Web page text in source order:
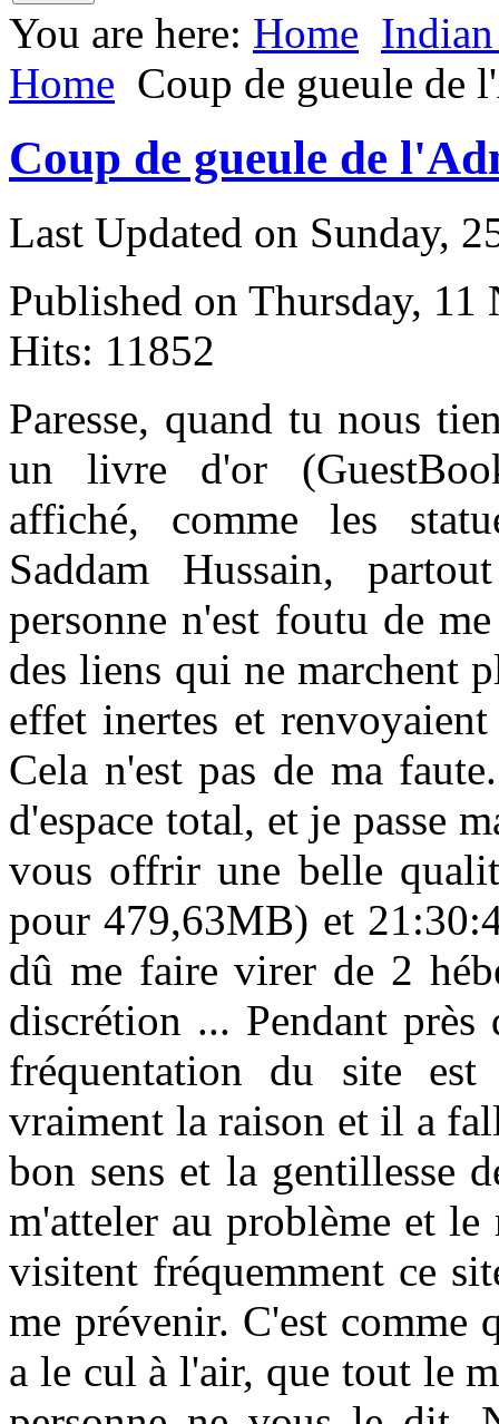
You are here: Home
Home Coup de gueule de
Coup de gueule de
Last Updated on Sunday,
Published on Thursday,
Hits: 11852
Paresse, quand tu nous
un livre d'or
affiché, comme les
Saddam Hussain,
personne n'est foutu de
des liens qui ne marchent
effet inertes et
Cela n'est pas de ma
d'espace total, et je passe
vous offrir une belle
pour 479,63MB) et
dû me faire virer de 2
discrétion ... Pendant près
fréquentation du site est
vraiment la raison et il a
bon sens et la gentillesse
m'atteler au problème et
visitent fréquemment ce
me prévenir. C'est comme
a le cul à l'air, que tout le